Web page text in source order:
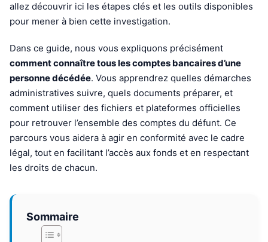
allez découvrir ici les étapes clés et les outils disponibles
pour mener à bien cette investigation.
Dans ce guide, nous vous expliquons précisément
comment connaître tous les comptes bancaires d’une
personne décédée. Vous apprendrez quelles démarches
administratives suivre, quels documents préparer, et
comment utiliser des fichiers et plateformes officielles
pour retrouver l’ensemble des comptes du défunt. Ce
parcours vous aidera à agir en conformité avec le cadre
légal, tout en facilitant l’accès aux fonds et en respectant
les droits de chacun.
Sommaire